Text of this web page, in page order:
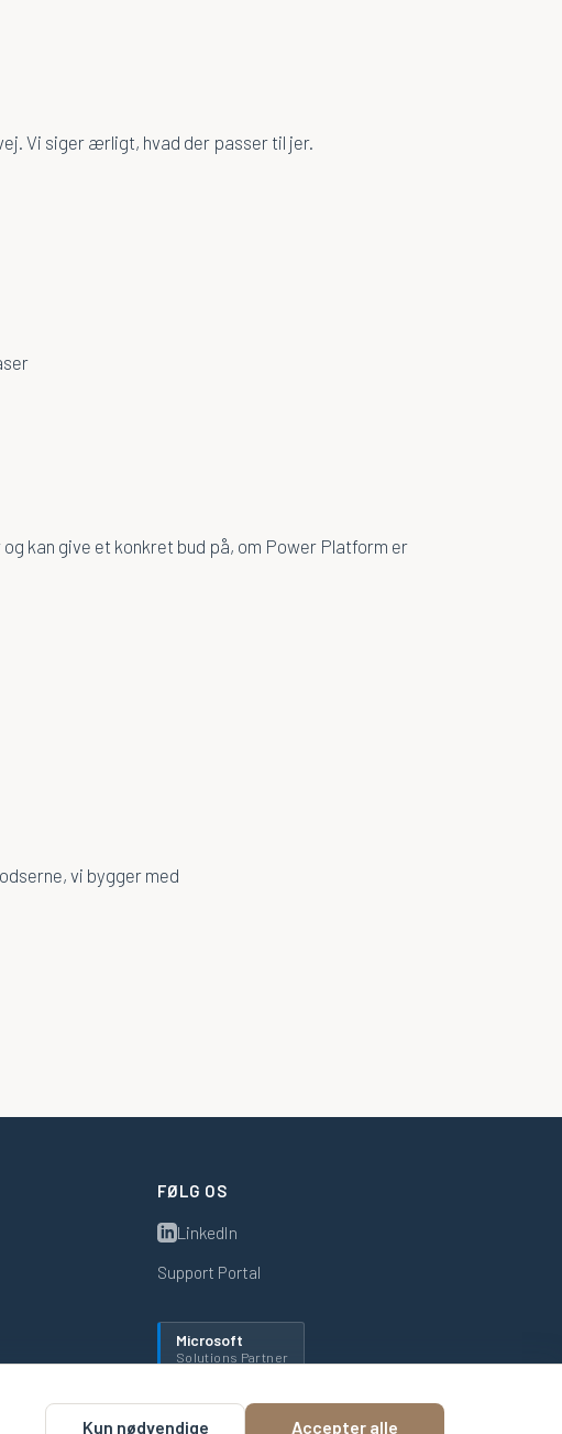
Vi siger ærligt, hvad der passer til jer.
kan give et konkret bud på, om Power Platform er
vi bygger med
FØLG OS
LinkedIn
Support Portal
Microsoft
Solutions Partner
Kun nødvendige Accepter alle